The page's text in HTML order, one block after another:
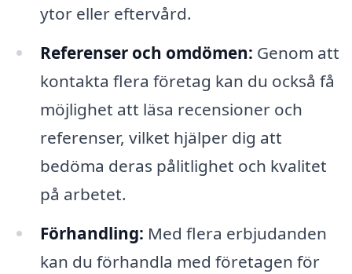
ytor eller eftervård.
Referenser och omdömen: Genom att
kontakta flera företag kan du också få
möjlighet att läsa recensioner och
referenser, vilket hjälper dig att
bedöma deras pålitlighet och kvalitet
på arbetet.
Förhandling: Med flera erbjudanden
kan du förhandla med företagen för